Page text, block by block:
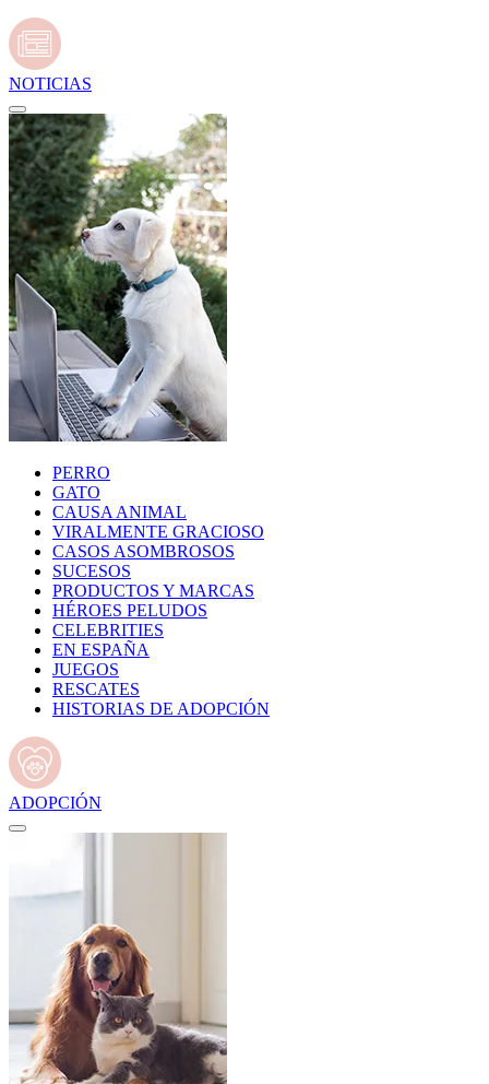
NOTICIAS
PERRO
GATO
CAUSA ANIMAL
VIRALMENTE GRACIOSO
CASOS ASOMBROSOS
SUCESOS
PRODUCTOS Y MARCAS
HÉROES PELUDOS
CELEBRITIES
EN ESPAÑA
JUEGOS
RESCATES
HISTORIAS DE ADOPCIÓN
ADOPCIÓN